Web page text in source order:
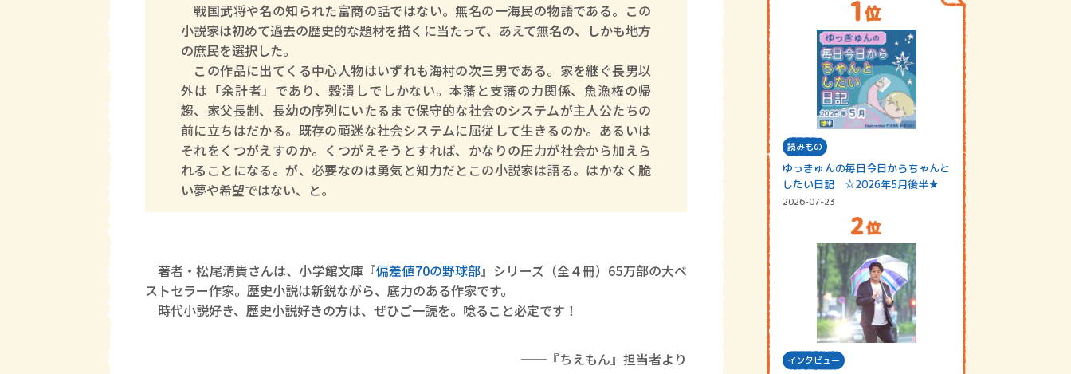
戦国武将や名の知られた富商の話ではない。無名の一海民の物語である。この
小説家は初めて過去の歴史的な題材を描くに当たって、あえて無名の、しかも地方
の庶民を選択した。
この作品に出てくる中心人物はいずれも海村の次三男である。家を継ぐ長男以
外は「余計者」であり、穀潰しでしかない。本藩と支藩の力関係、魚漁権の帰
趨、家父長制、長幼の序列にいたるまで保守的な社会のシステムが主人公たちの
前に立ちはだかる。既存の頑迷な社会システムに屈従して生きるのか。あるいは
それをくつがえすのか。くつがえそうとすれば、かなりの圧力が社会から加えら
れることになる。が、必要なのは勇気と知力だとこの小説家は語る。はかなく脆
い夢や希望ではない、と。
著者・松尾清貴さんは、小学館文庫『偏差値70の野球部』シリーズ（全４冊）65万部の大ベ
ストセラー作家。歴史小説は新鋭ながら、底力のある作家です。
時代小説好き、歴史小説好きの方は、ぜひご一読を。唸ること必定です！
──『ちえもん』担当者より
読みもの
ゆっきゅんの毎日今日からちゃんと
したい日記 ☆2026年5月後半★
2026-07-23
インタビュー